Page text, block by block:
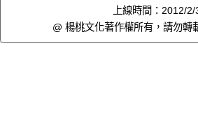
上線時間：2012/2/
@ 楊桃文化著作權所有，請勿轉